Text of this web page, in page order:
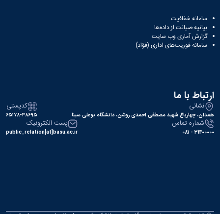
سامانه شفافیت
بیانیه صیانت از داده‌ها
گزارش آماری وب‌ سایت
سامانه فوریت‌های اداری (فؤاد)
ارتباط با ما
نشانی
همدان، چهارباغ شهید مصطفی احمدی روشن، دانشگاه بوعلی سینا
کدپستی
۶۵۱۷۸-۳۸۶۹۵
شماره تماس
31400000 - 081
پست الکترونیک
public_relation[at]basu.ac.ir